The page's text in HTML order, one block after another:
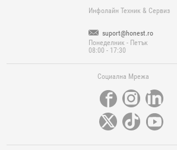
- Система на закрепване: Код 623003: резба 3/8
- Механизъм с 3 челюсти за прецизно
Инфолайн Техник & Сервиз
suport@honest.ro
Понеделник - Петък
08:00 - 17:30
Социална Мрежа